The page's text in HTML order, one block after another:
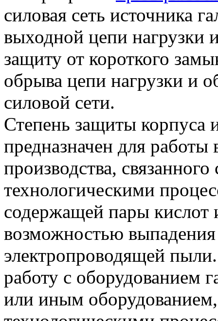
силовая сеть источника
выходной цепи нагрузки
защиту от короткого
обрыва цепи нагрузки и
силовой сети.
Степень защиты корпуса
предназначен для
производства,
технологическими
содержащей пары кислот
возможностью
электропроводящей
работу с оборудованием
или иным